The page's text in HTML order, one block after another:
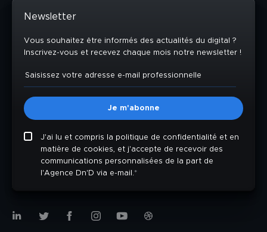
Newsletter
Vous souhaitez être informés des actualités du digital ?
Inscrivez-vous et recevez chaque mois notre newsletter !
J'ai lu et compris la politique de confidentialité et en
matière de cookies, et j'accepte de recevoir des
communications personnalisées de la part de
l'Agence Dn'D via e-mail.*